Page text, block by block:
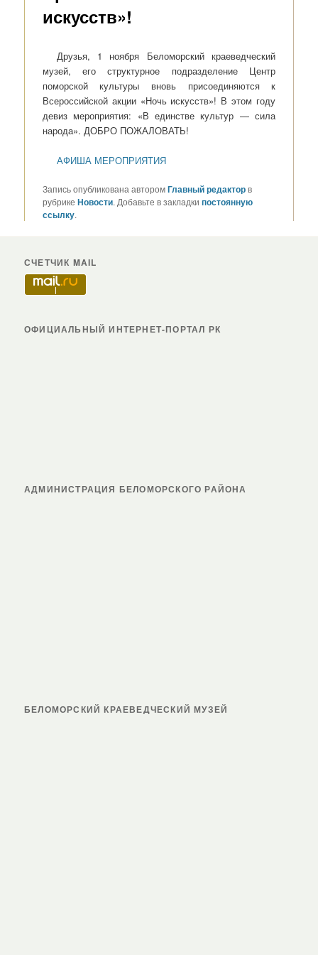
искусств»!
Друзья, 1 ноября Беломорский краеведческий
музей, его структурное подразделение Центр
поморской культуры вновь присоединяются к
Всероссийской акции «Ночь искусств»! В этом году
девиз мероприятия: «В единстве культур — сила
народа». ДОБРО ПОЖАЛОВАТЬ!
АФИША МЕРОПРИЯТИЯ
Запись опубликована авторомГлавный редакторв
рубрике Новости. Добавьте в закладки постоянную
ссылку.
СЧЕТЧИК MAIL
ОФИЦИАЛЬНЫЙ ИНТЕРНЕТ-ПОРТАЛ РК
АДМИНИСТРАЦИЯ БЕЛОМОРСКОГО РАЙОНА
БЕЛОМОРСКИЙ КРАЕВЕДЧЕСКИЙ МУЗЕЙ